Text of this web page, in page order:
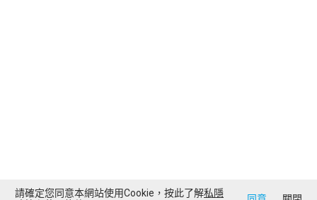
請確定您同意本網站使用Cookie，按此了解私隱